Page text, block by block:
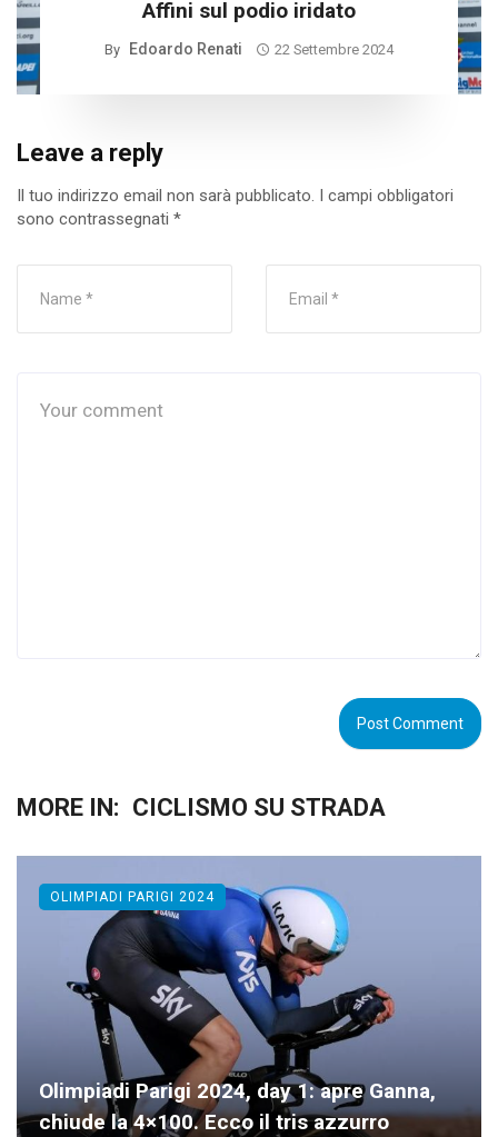
Affini sul podio iridato
By Edoardo Renati 22 Settembre 2024
Leave a reply
Il tuo indirizzo email non sarà pubblicato. I campi obbligatori
sono contrassegnati *
MORE IN: CICLISMO SU STRADA
Olimpiadi Parigi 2024, day 1: apre Ganna,
chiude la 4×100. Ecco il tris azzurro
OLIMPIADI PARIGI 2024